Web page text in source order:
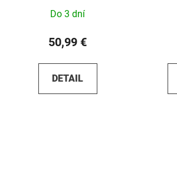
Do 3 dní
50,99 €
DETAIL